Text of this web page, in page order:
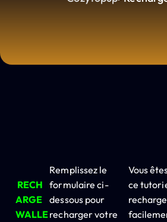
RECH
ARGE
WALLE
Remplissez le
formulaire ci-
dessous pour
recharger votre
Vous
ce